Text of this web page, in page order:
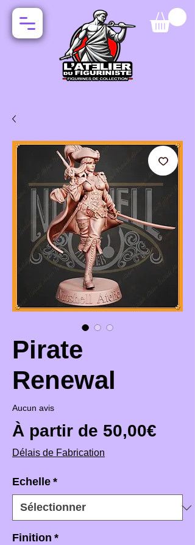
Pirate
Renewal
Aucun avis
À partir de 50,00€
Délais de Fabrication
Echelle *
Finition *